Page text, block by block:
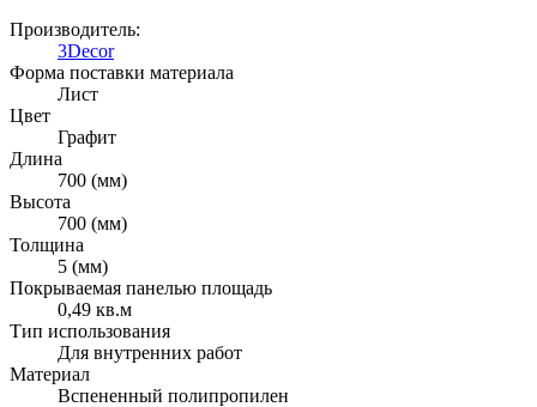
Производитель:
3Decor
Форма поставки материала
Лист
Цвет
Графит
Длина
700 (мм)
Высота
700 (мм)
Толщина
5 (мм)
Покрываемая панелью площадь
0,49 кв.м
Тип использования
Для внутренних работ
Материал
Вспененный полипропилен